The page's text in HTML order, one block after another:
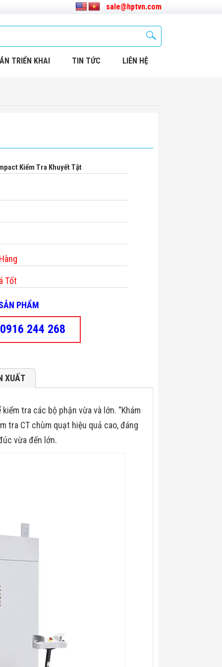
sale@hptvn.com
TRIỂN KHAI TIN TỨC LIÊN HỆ
Kiểm Tra Khuyết Tật
Tốt
PHẨM
0916 244 268
XUẤT
tra các bộ phận vừa và lớn. “Khám
tra CT chùm quạt hiệu quả cao, đáng
vừa đến lớn.